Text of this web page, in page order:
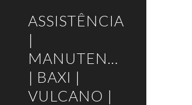
ASSISTÊNCIA
|
MANUTENÇÃO
| BAXI |
VULCANO |